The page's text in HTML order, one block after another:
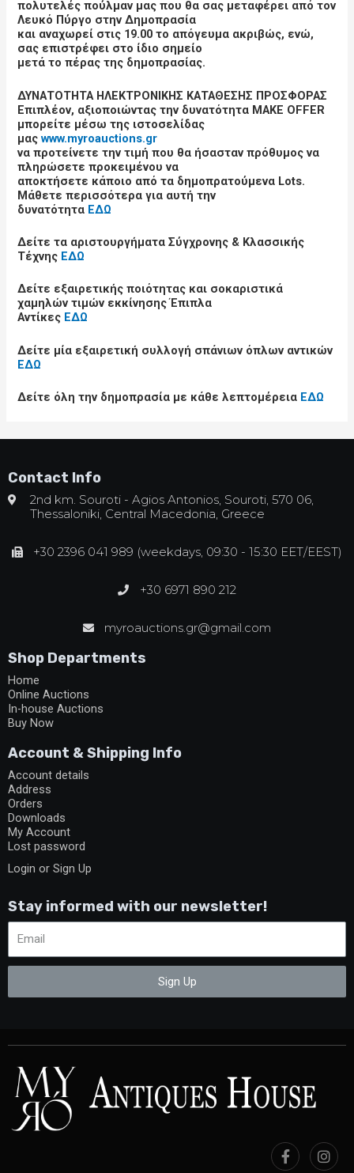
πολυτελές πούλμαν μας που θα σας μεταφέρει από τον
Λευκό Πύργο στην Δημοπρασία
και αναχωρεί στις 19.00 το απόγευμα ακριβώς, ενώ,
σας επιστρέφει στο ίδιο σημείο
μετά το πέρας της δημοπρασίας.
ΔΥΝΑΤΟΤΗΤΑ ΗΛΕΚΤΡΟΝΙΚΗΣ ΚΑΤΑΘΕΣΗΣ ΠΡΟΣΦΟΡΑΣ
Επιπλέον, αξιοποιώντας την δυνατότητα MAKE OFFER
μπορείτε μέσω της ιστοσελίδας
μαςwww.myroauctions.gr
να προτείνετε την τιμή που θα ήσασταν πρόθυμος να
πληρώσετε προκειμένου να
αποκτήσετε κάποιο από τα δημοπρατούμενα Lots.
Μάθετε περισσότερα για αυτή την
δυνατότητα ΕΔΩ
Δείτε τα αριστουργήματα Σύγχρονης & Κλασσικής
Τέχνης ΕΔΩ
Δείτε εξαιρετικής ποιότητας και σοκαριστικά
χαμηλών τιμών εκκίνησης Έπιπλα
Αντίκες ΕΔΩ
Δείτε μία εξαιρετική συλλογή σπάνιων όπλων αντικών
ΕΔΩ
Δείτε όλη την δημοπρασία με κάθε λεπτομέρεια ΕΔΩ
Contact Info
2nd km. Souroti - Agios Antonios, Souroti, 570 06,
Thessaloniki, Central Macedonia, Greece
+30 2396 041 989 (weekdays, 09:30 - 15:30 EET/EEST)
+30 6971 890 212
myroauctions.gr@gmail.com
Shop Departments
Home
Online Auctions
In-house Auctions
Buy Now
Account & Shipping Info
Account details
Address
Orders
Downloads
My Account
Lost password
Login or Sign Up
Stay informed with our newsletter!
Sign Up